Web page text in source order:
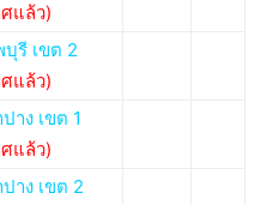
แล้ว)
รี เขต 2
แล้ว)
าง เขต 1
แล้ว)
าง เขต 2